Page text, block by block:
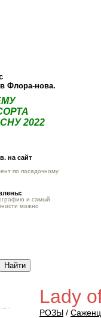
Флора-нова.
2022
на сайт
по посадочному
и самый
можно
Lady
РОЗЫ /